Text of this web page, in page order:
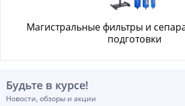
Магистральные фильтры и
подготовки
Будьте в курсе!
Новости, обзоры и акции